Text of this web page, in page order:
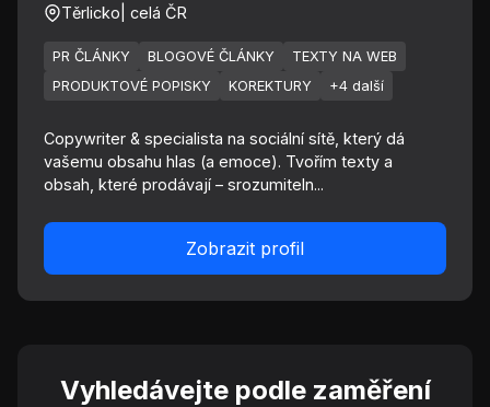
Těrlicko | celá ČR
PR ČLÁNKY BLOGOVÉ ČLÁNKY
TEXTY NA WEB
PRODUKTOVÉ POPISKY
KOREKTURY +4 další
Copywriter & specialista na sociální sítě, který dá
vašemu obsahu hlas (a emoce). Tvořím texty a
obsah, které prodávají – srozumiteln...
Zobrazit profil
Vyhledávejte podle zaměření